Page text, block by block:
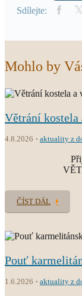
Sdílejte:
Mohlo by
Větrání
4.8.2026 aktuality z
ČÍST DÁL
Pouť
1.6.2026 aktuality z